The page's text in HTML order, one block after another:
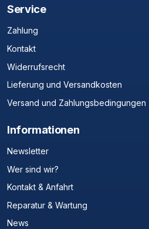
Service
Zahlung
Kontakt
Widerrufsrecht
Lieferung und Versandkosten
Versand und Zahlungsbedingungen
Informationen
Newsletter
Wer sind wir?
Kontakt & Anfahrt
Reparatur & Wartung
News